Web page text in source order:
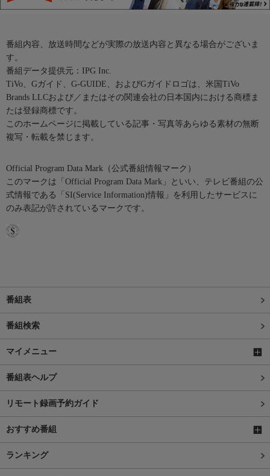
番組内容、放送時間などが実際の放送内容と異なる場合がございま
す。
番組データ提供元：IPG Inc.
TiVo、Gガイド、G-GUIDE、およびGガイドロゴは、米国TiVo
Brands LLCおよび／またはその関連会社の日本国内における商標ま
たは登録商標です。
このホームページに掲載している記事・写真等あらゆる素材の無断
複写・転載を禁じます。
Official Program Data Mark（公式番組情報マーク）
このマークは「Official Program Data Mark」といい、テレビ番組の公
式情報である「SI(Service Information)情報」を利用したサービスに
のみ表記が許されているマークです。
番組表
番組検索
マイメニュー
番組表ヘルプ
リモート録画予約ガイド
おすすめ番組
ランキング